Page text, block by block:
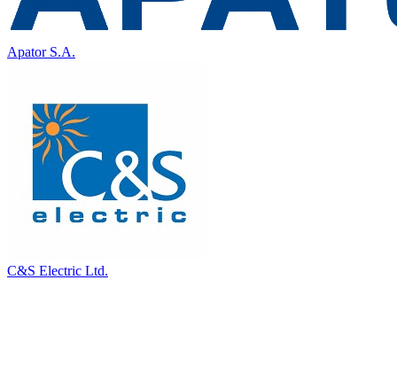
Apator S.A.
C&S Electric Ltd.